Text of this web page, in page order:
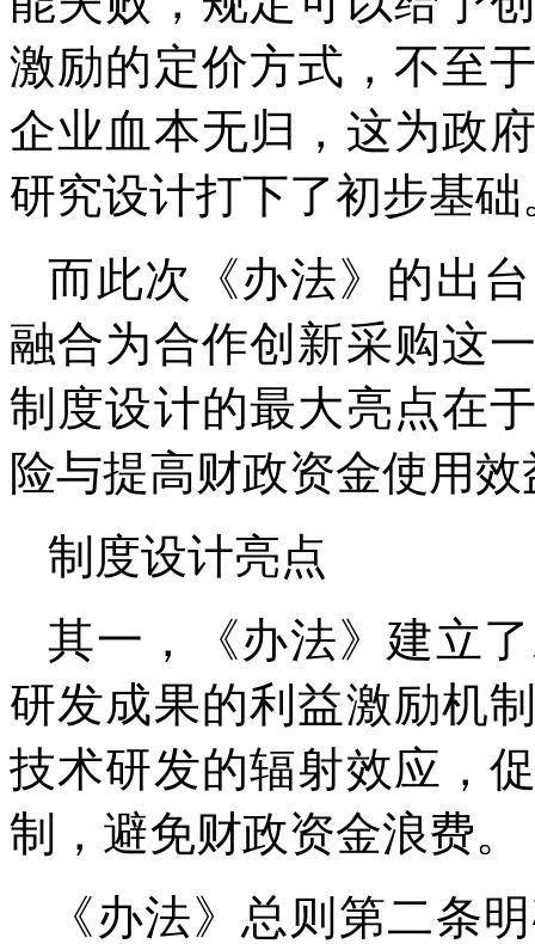
激励的定价方式，不至
企业血本无归，这为政
研究设计打下了初步基础
而此次《办法》的出
融合为合作创新采购这
制度设计的最大亮点在
险与提高财政资金使用
制度设计亮点
其一，《办法》建立
研发成果的利益激励机
技术研发的辐射效应，
制，避免财政资金浪费。
《办法》总则第二条